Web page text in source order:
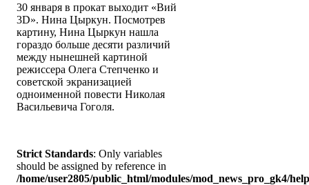
30 января в прокат выходит «Вий
3D». Нина Цыркун. Посмотрев
картину, Нина Цыркун нашла
гораздо больше десяти различий
между нынешней картиной
режиссера Олега Степченко и
советской экранизацией
одноименной повести Николая
Васильевича Гоголя.
Strict Standards: Only variables
should be assigned by reference in
/home/user2805/public_html/modules/mod_news_pro_gk4/